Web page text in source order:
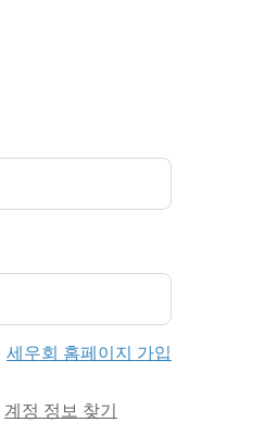
세우회 홈페이지 가입
계정 정보 찾기